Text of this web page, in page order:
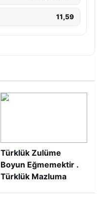
11,59
Türklük Zulüme
Boyun Eğmemektir .
Türklük Mazluma